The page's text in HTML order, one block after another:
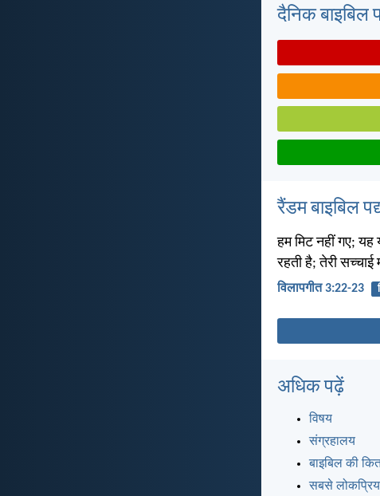
दैनिक बाइबिल
रैंडम बाइबिल
हम मिट नहीं गए; यह
रहती है; तेरी सच्चाई
विलापगीत 3:22-23
अधिक पढ़ें
विषय
संग्रहालय
बाइबिल की
सबसे